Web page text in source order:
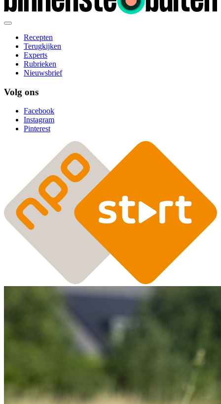
Recepten
Terugkijken
Experts
Rubrieken
Nieuwsbrief
Volg ons
Facebook
Instagram
Pinterest